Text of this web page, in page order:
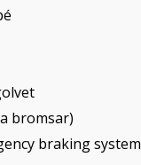
bromsar)
braking system